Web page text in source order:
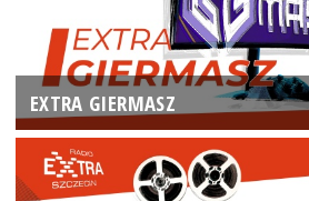
EXTRA GIERMASZ